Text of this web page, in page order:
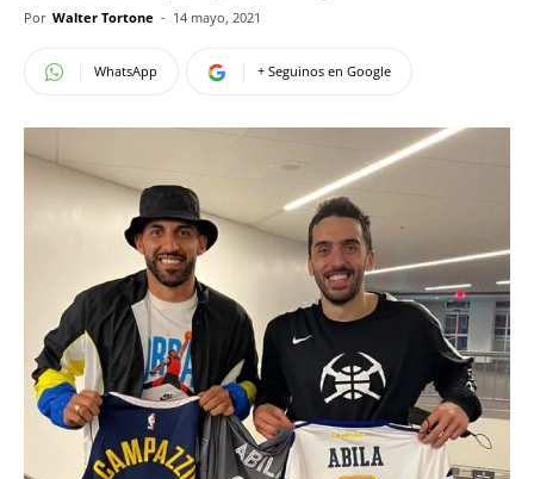
Por Walter Tortone - 14 mayo, 2021
WhatsApp + Seguinos en Google